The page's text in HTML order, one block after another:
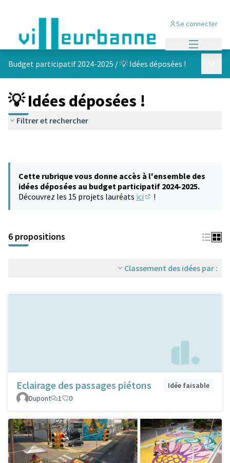
Se connecter
Budget participatif 2024-2025 /💡 Idées déposées !
💡 Idées déposées !
Filtrer et rechercher
Cette rubrique vous donne accès à l'ensemble des
idées déposées au budget participatif 2024-2025.
Découvrez les 15 projets lauréats ici !
6 propositions
Classement des idées par :
Eclairage des passages piétons
Idée faisable
Dupont
1 0